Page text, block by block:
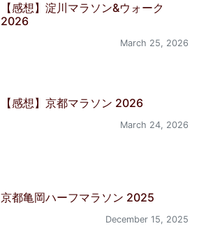
【感想】淀川マラソン&ウォーク
2026
March 25, 2026
【感想】京都マラソン 2026
March 24, 2026
京都亀岡ハーフマラソン 2025
December 15, 2025